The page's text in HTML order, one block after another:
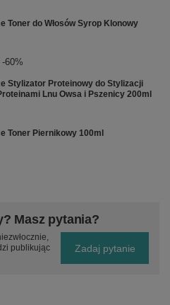
Toner do Włosów Syrop Klonowy
-60%
Stylizator Proteinowy do Stylizacji
Lnu Owsa i Pszenicy 200ml
Toner Piernikowy 100ml
Masz pytania?
publikując
Zadaj pytanie